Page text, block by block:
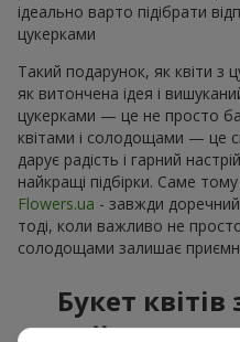
ідеально варто підібрати
цукерками
Такий подарунок, як квіти з
як витончена ідея і
цукерками — це не просто
квітами і солодощами — це
дарує радість і гарний
найкращі підбірки. Саме
Flowers.ua - завжди
тоді, коли важливо не
солодощами залишає
Букет